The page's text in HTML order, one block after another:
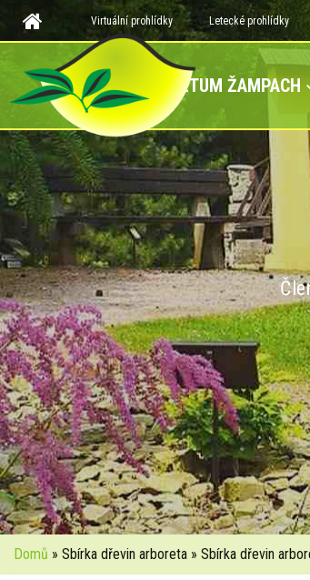
Virtuální prohlídky Letecké prohlídky
ARBORETUM ŽAMPACH
Domů » Sbírka dřevin arboreta » Sbírka dřevin